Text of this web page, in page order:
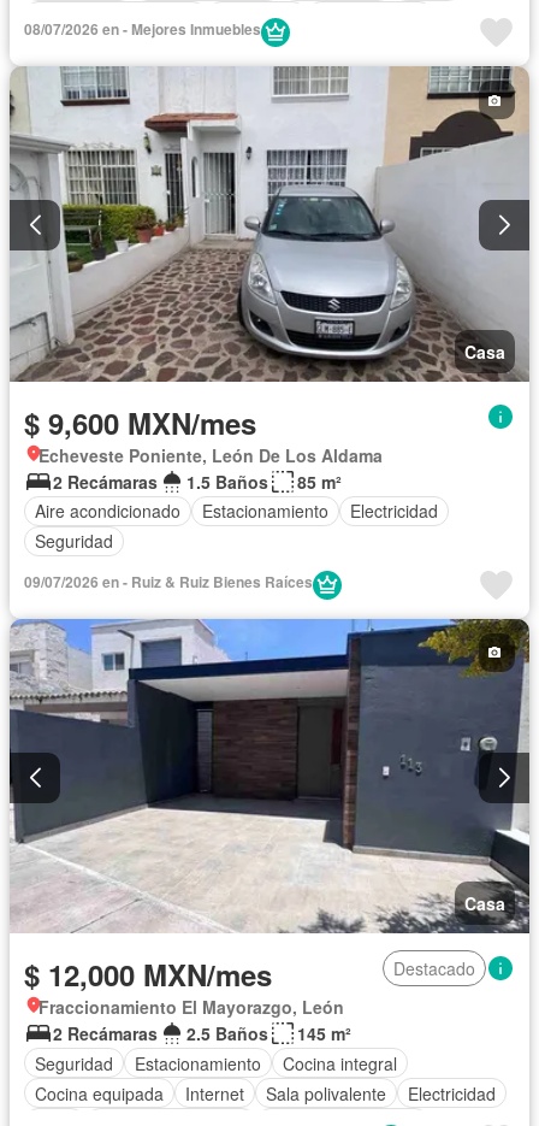
Seguridad
08/07/2026 en - Mejores Inmuebles
Casa
$ 9,600 MXN/mes
Echeveste Poniente, León De Los Aldama
2 Recámaras
1.5 Baños
85 m²
Aire acondicionado
Estacionamiento
Electricidad
Seguridad
09/07/2026 en - Ruiz & Ruiz Bienes Raíces
Casa
$ 12,000 MXN/mes
Destacado
Fraccionamiento El Mayorazgo, León
2 Recámaras
2.5 Baños
145 m²
Seguridad
Estacionamiento
Cocina integral
Cocina equipada
Internet Sala polivalente
Electricidad